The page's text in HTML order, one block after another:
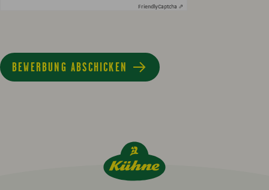
FriendlyCaptcha ⇗
BEWERBUNG ABSCHICKEN